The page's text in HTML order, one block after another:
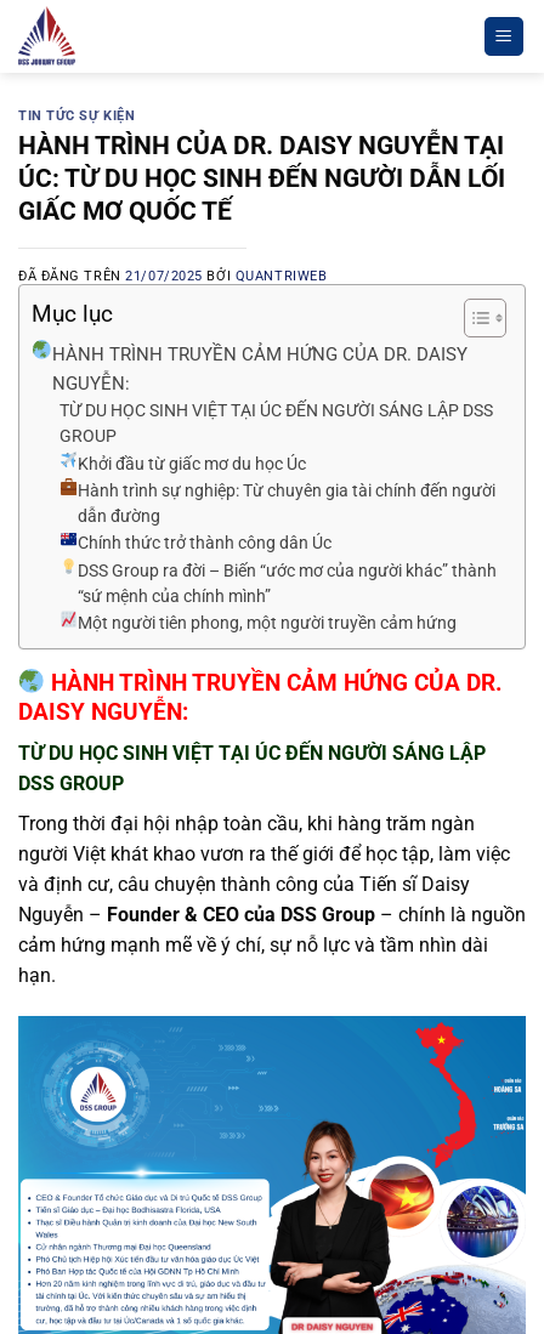
Chuyển
đến
dungTIN TỨC SỰ KIỆN
HÀNH TRÌNH CỦA DR. DAISY NGUYỄN TẠI
ÚC: TỪ DU HỌC SINH ĐẾN NGƯỜI DẪN LỐI
GIẤC MƠ QUỐC TẾ
ĐÃ ĐĂNG TRÊN21/07/2025 BỞI QUANTRIWEB
Mục lục
HÀNH TRÌNH TRUYỀN CẢM HỨNG CỦA DR. DAISY
NGUYỄN:
TỪ DU HỌC SINH VIỆT TẠI ÚC ĐẾN NGƯỜI SÁNG LẬP DSS
GROUP
Khởi đầu từ giấc mơ du học Úc
Hành trình sự nghiệp: Từ chuyên gia tài chính đến người
dẫn đường
Chính thức trở thành công dân Úc
DSS Group ra đời – Biến “ước mơ của người khác” thành
“sứ mệnh của chính mình”
Một người tiên phong, một người truyền cảm hứng
HÀNH TRÌNH TRUYỀN CẢM HỨNG CỦA DR.
DAISY NGUYỄN:
TỪ DU HỌC SINH VIỆT TẠI ÚC ĐẾN NGƯỜI SÁNG LẬP
DSS GROUP
Trong thời đại hội nhập toàn cầu, khi hàng trăm ngàn
người Việt khát khao vươn ra thế giới để học tập, làm việc
và định cư, câu chuyện thành công của Tiến sĩ Daisy
Nguyễn – Founder & CEO của DSS Group – chính là nguồn
cảm hứng mạnh mẽ về ý chí, sự nỗ lực và tầm nhìn dài
hạn.